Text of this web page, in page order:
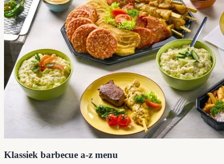
Klassiek barbecue a-z menu